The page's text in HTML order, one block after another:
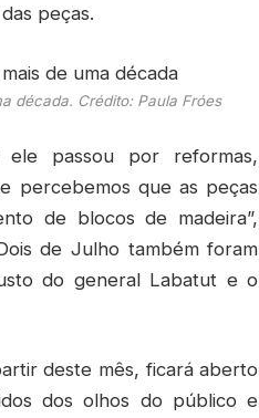
peças.
década. Crédito: Paula Fróes
ele passou por reformas,
percebemos que as peças
de blocos de madeira”,
de Julho também foram
do general Labatut e o
deste mês, ficará aberto
dos olhos do público e